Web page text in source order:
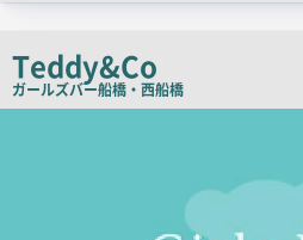
コ
ピ
Teddy&Co
ガールズバー船橋・西船橋